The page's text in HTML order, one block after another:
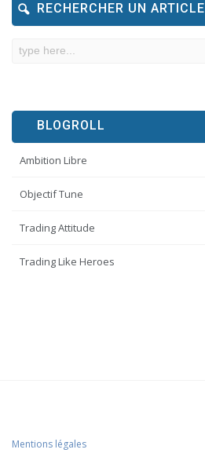
RECHERCHER UN ARTICLE
BLOGROLL
Ambition Libre
Objectif Tune
Trading Attitude
Trading Like Heroes
Mentions légales